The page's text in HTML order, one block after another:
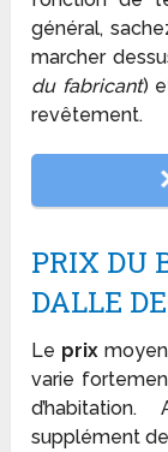
général,
marcher
du fabricant)
revêtement.
PRIX DU
DALLE
Le prix
varie
supplément